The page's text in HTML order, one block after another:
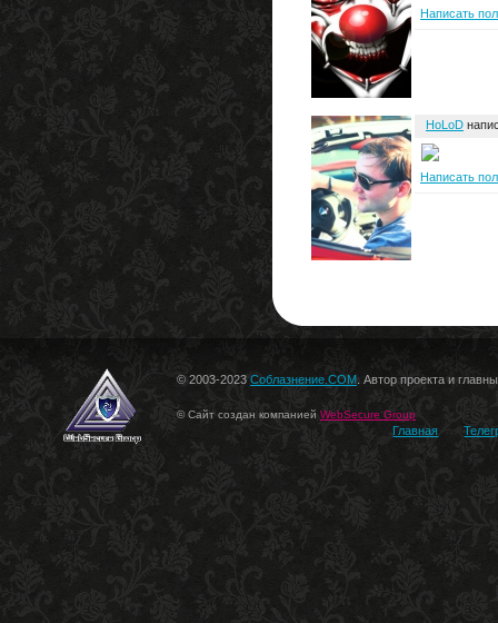
Написать
HoLoD
Написать
© 2003-2023 Соблазнение.COM . Автор проекта и
© Сайт создан компанией WebSecure Group
Главная